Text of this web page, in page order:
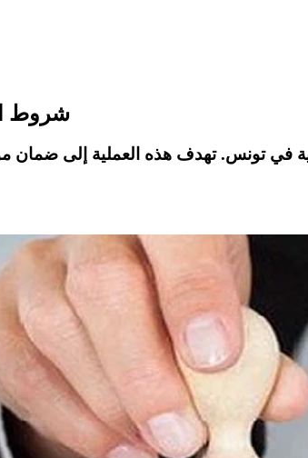
شروط
تونس. تهدف هذه العملية إلى ضمان